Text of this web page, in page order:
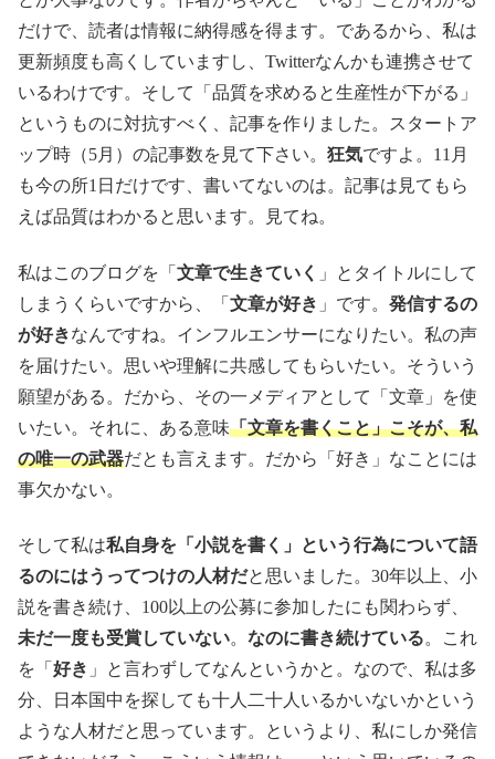
だけで、読者は情報に納得感を得ます。であるから、私は
更新頻度も高くしていますし、Twitterなんかも連携させて
いるわけです。そして「品質を求めると生産性が下がる」
というものに対抗すべく、記事を作りました。スタートア
ップ時（5月）の記事数を見て下さい。 狂気ですよ。11月
も今の所1日だけです、書いてないのは。記事は見てもら
えば品質はわかると思います。見てね。
私はこのブログを「 文章で生きていく
」とタイトルにして
しまうくらいですから、「 文章が好き 」です。 発信するの
が好きなんですね。インフルエンサーになりたい。私の声
を届けたい。思いや理解に共感してもらいたい。そういう
願望がある。だから、その一メディアとして「文章」を使
いたい。それに、ある意味「文章を書くこと」こそが、私
の唯一の武器だとも言えます。だから「好き」なことには
事欠かない。
そして私は私自身を「小説を書く」という行為について語
るのにはうってつけの人材だと思いました。30年以上、小
説を書き続け、100以上の公募に参加したにも関わらず、
未だ一度も受賞していない。 なのに書き続けている。これ
を「 好き 」と言わずしてなんというかと。なので、私は多
分、日本国中を探しても十人二十人いるかいないかという
ような人材だと思っています。というより、私にしか発信